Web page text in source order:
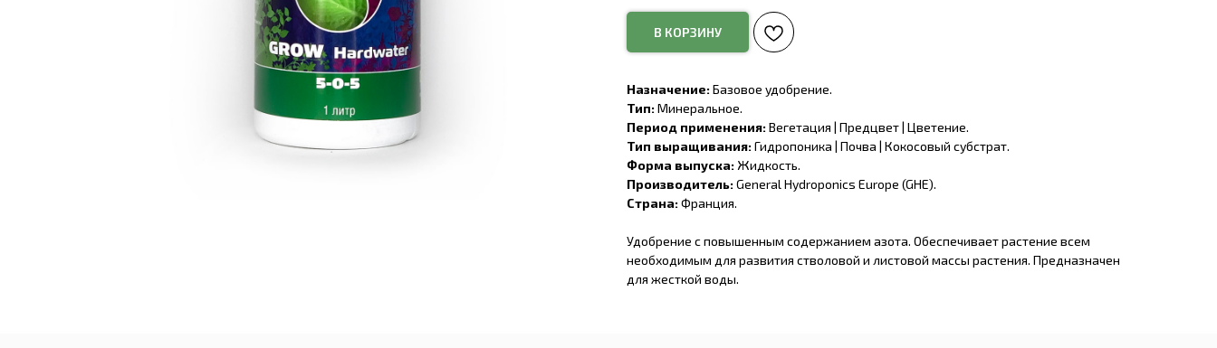
В КОРЗИНУ
Назначение:Базовое удобрение.
Тип:Минеральное.
Период применения:Вегетация | Предцвет | Цветение.
Тип выращивания:Гидропоника | Почва | Кокосовый субстрат.
Форма выпуска: Жидкость.
Производитель:General Hydroponics Europe (GHE).
Страна:Франция.
Удобрение с повышенным содержанием азота. Обеспечивает растение всем
необходимым для развития стволовой и листовой массы растения. Предназначен
для жесткой воды.